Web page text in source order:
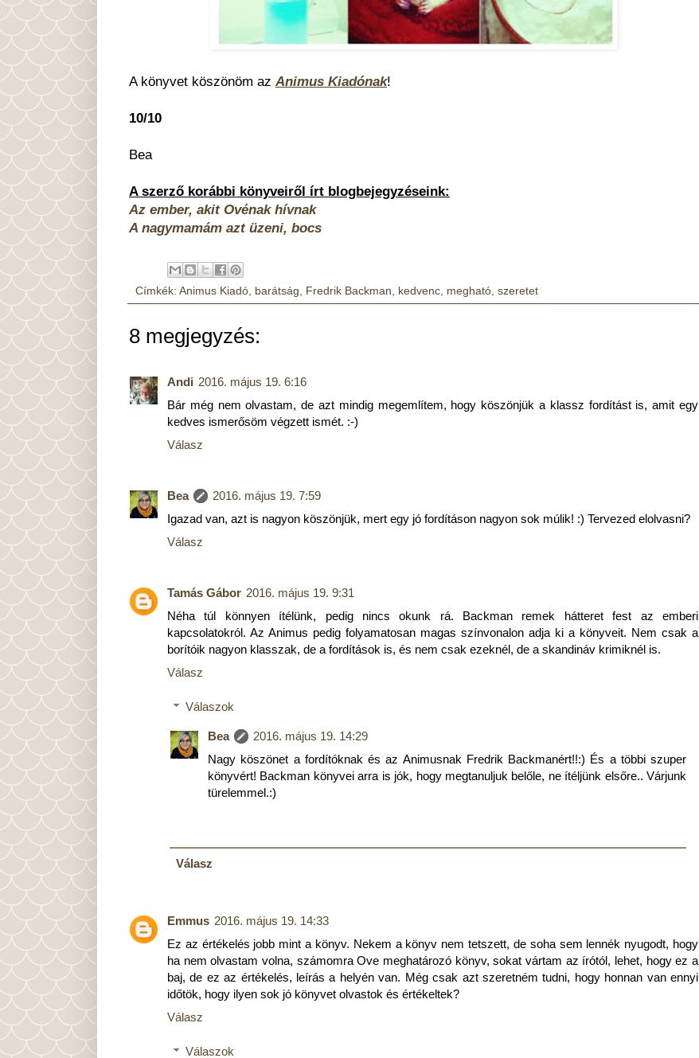
A könyvet köszönöm az Animus Kiadónak!
10/10
Bea
A szerző korábbi könyveiről írt blogbejegyzéseink:
Az ember, akit Ovénak hívnak
A nagymamám azt üzeni, bocs
Címkék: Animus Kiadó, barátság, Fredrik Backman, kedvenc, megható, szeretet
8 megjegyzés:
Andi 2016. május 19. 6:16
Bár még nem olvastam, de azt mindig megemlítem, hogy köszönjük a klassz fordítást is, amit egy
kedves ismerősöm végzett ismét. :-)
Válasz
Bea
2016. május 19. 7:59
Igazad van, azt is nagyon köszönjük, mert egy jó fordításon nagyon sok múlik! :) Tervezed elolvasni?
Válasz
Tamás Gábor 2016. május 19. 9:31
Néha túl könnyen ítélünk, pedig nincs okunk rá. Backman remek hátteret fest az emberi
kapcsolatokról. Az Animus pedig folyamatosan magas színvonalon adja ki a könyveit. Nem csak a
borítóik nagyon klasszak, de a fordítások is, és nem csak ezeknél, de a skandináv krimiknél is.
Válasz
Válaszok
Bea
2016. május 19. 14:29
Nagy köszönet a fordítóknak és az Animusnak Fredrik Backmanért!!:) És a többi szuper
könyvért! Backman könyvei arra is jók, hogy megtanuljuk belőle, ne ítéljünk elsőre.. Várjunk
türelemmel.:)
Válasz
Emmus 2016. május 19. 14:33
Ez az értékelés jobb mint a könyv. Nekem a könyv nem tetszett, de soha sem lennék nyugodt, hogy
ha nem olvastam volna, számomra Ove meghatározó könyv, sokat vártam az írótól, lehet, hogy ez a
baj, de ez az értékelés, leírás a helyén van. Még csak azt szeretném tudni, hogy honnan van ennyi
időtök, hogy ilyen sok jó könyvet olvastok és értékeltek?
Válasz
Válaszok